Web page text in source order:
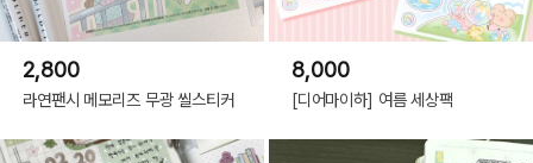
2,800
라연팬시 메모리즈 무광 씰스티커
8,000
[디어마이하] 여름 세상팩